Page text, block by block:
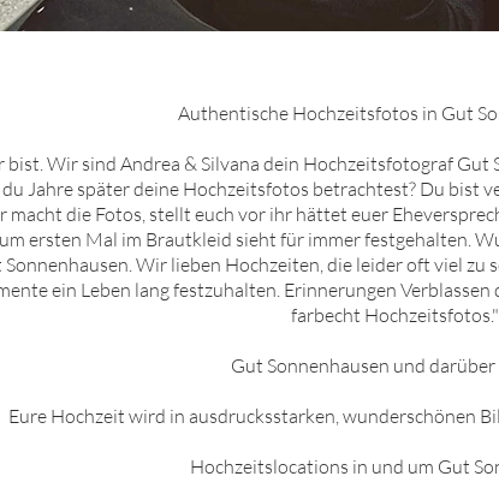
Authentische Hochzeitsfotos in Gut
bist. Wir sind Andrea & Silvana dein Hochzeitsfotograf Gut
Jahre später deine Hochzeitsfotos betrachtest? Du bist
macht die Fotos, stellt euch vor ihr hättet euer
ersten Mal im Brautkleid sieht für immer festgehalten.
Sonnenhausen. Wir lieben Hochzeiten, die leider oft viel zu
ein Leben lang festzuhalten. Erinnerungen
farbecht Hochzeitsfotos."
Gut Sonnenhausen und darüber
Eure Hochzeit wird in ausdrucksstarken, wunderschönen
Hochzeitslocations in und um Gut